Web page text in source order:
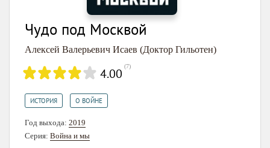
Чудо под Москвой
Алексей Валерьевич Исаев (Доктор Гильотен)
4.00 (7)
ИСТОРИЯ О ВОЙНЕ
Год выхода: 2019
Серия: Война и мы